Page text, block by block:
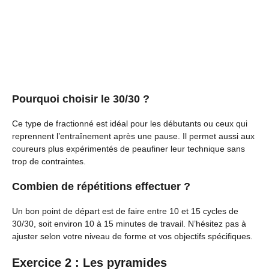
Pourquoi choisir le 30/30 ?
Ce type de fractionné est idéal pour les débutants ou ceux qui
reprennent l’entraînement après une pause. Il permet aussi aux
coureurs plus expérimentés de peaufiner leur technique sans
trop de contraintes.
Combien de répétitions effectuer ?
Un bon point de départ est de faire entre 10 et 15 cycles de
30/30, soit environ 10 à 15 minutes de travail. N’hésitez pas à
ajuster selon votre niveau de forme et vos objectifs spécifiques.
Exercice 2 : Les pyramides